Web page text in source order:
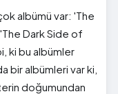
albümü var: 'The
Dark Side of
ki bu albümler
bir albümleri var ki,
doğumundan